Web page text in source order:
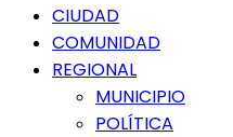
Menú
principal
CIUDAD
COMUNIDAD
REGIONAL
MUNICIPIO
POLÍTICA